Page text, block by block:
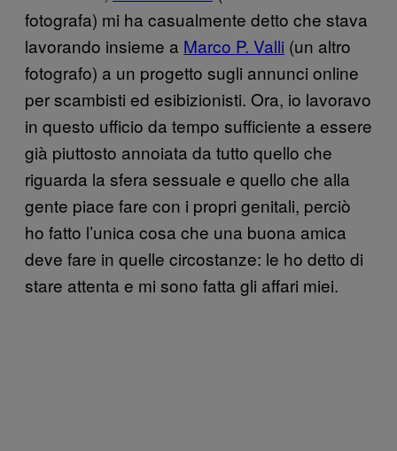
fotografa) mi ha casualmente detto che stava
lavorando insieme a Marco P. Valli (un altro
fotografo) a un progetto sugli annunci online
per scambisti ed esibizionisti. Ora, io lavoravo
in questo ufficio da tempo sufficiente a essere
già piuttosto annoiata da tutto quello che
riguarda la sfera sessuale e quello che alla
gente piace fare con i propri genitali, perciò
ho fatto l’unica cosa che una buona amica
deve fare in quelle circostanze: le ho detto di
stare attenta e mi sono fatta gli affari miei.